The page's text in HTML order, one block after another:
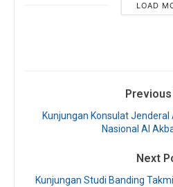
LOAD
Kunjungan Konsulat
Nasional Al
Next
Kunjungan Studi Banding